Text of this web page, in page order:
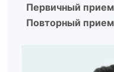
Первичный
Повторный